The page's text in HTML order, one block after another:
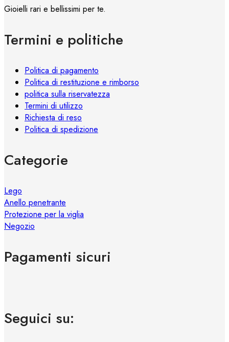
possono
scelte
del
prodotto
Gioielli rari e bellissimi per te.
Termini e politiche
Politica di pagamento
Politica di restituzione e rimborso
politica sulla riservatezza
Termini di utilizzo
Richiesta di reso
Politica di spedizione
Categorie
Lego
Anello penetrante
Protezione per la viglia
Negozio
Pagamenti sicuri
Seguici su: